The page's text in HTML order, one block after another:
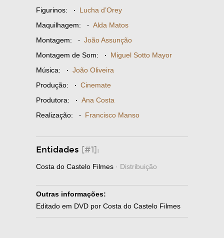
Figurinos: · Lucha d’Orey
Maquilhagem: · Alda Matos
Montagem: · João Assunção
Montagem de Som: · Miguel Sotto Mayor
Música: · João Oliveira
Produção: · Cinemate
Produtora: · Ana Costa
Realização: · Francisco Manso
Entidades [#1]:
Costa do Castelo Filmes · Distribuição
Outras informações:
Editado em DVD por Costa do Castelo Filmes